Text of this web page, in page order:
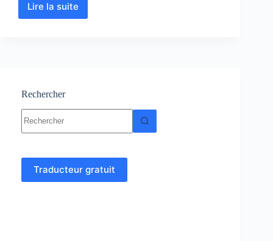
Lire la suite
Physique
Rechercher
résultat
Traducteur gratuit